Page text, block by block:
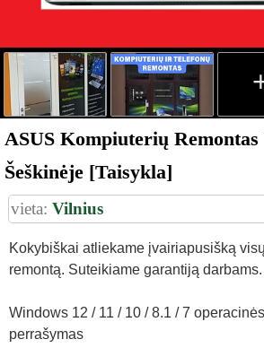
ASUS Kompiuterių
Šeškinėje [Taisykla]
vieta: Vilnius
Kokybiškai atliekame įvairiapusišką
remontą. Suteikiame garantiją darbams.
Windows 12 / 11 / 10 / 8.1 / 7
perrašymas